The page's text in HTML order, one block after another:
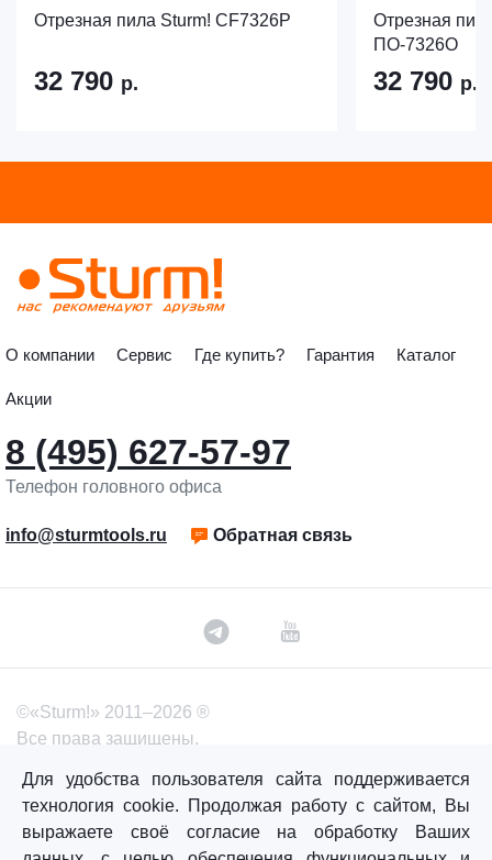
Отрезная пила Sturm! CF7326P
32 790 р.
Отрезная
ПО-7326О
32 790 р.
О компании Сервис Где купить? Гарантия Каталог
Акции
8 (495) 627-57-97
Телефон головного офиса
info@sturmtools.ru Обратная связь
©«Sturm!» 2011–2026 ®
Все права защищены.
Политика обработки персональных данных
Согласие на обработку персональных данных
Для удобства пользователя сайта поддерживается
технология cookie. Продолжая работу с сайтом, Вы
выражаете своё согласие на обработку Ваших